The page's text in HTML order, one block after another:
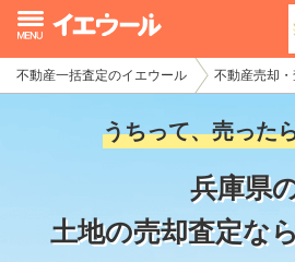
不動産一括査定のイエウール 不動産売却・
うちって、売った
兵庫県
土地の売却査定な
イエウール加盟希望の不動産会社様
初めての方へ
不動産の売却・一括査定